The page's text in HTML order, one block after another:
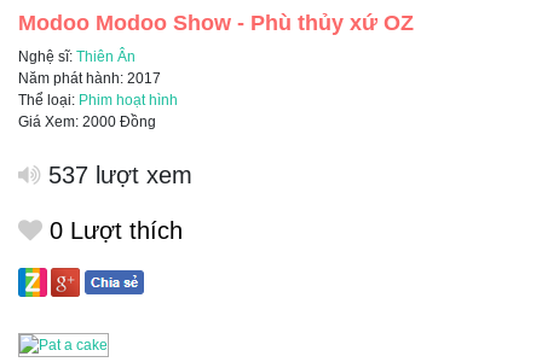
Modoo Modoo Show - Phù thủy xứ OZ
Nghệ sĩ: Thiên Ân
Năm phát hành: 2017
Thể loại: Phim hoạt hình
Giá Xem: 2000 Đồng
537 lượt xem
0 Lượt thích